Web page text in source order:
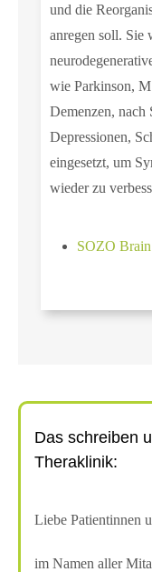
und die
anregen soll. Sie
wie Parkinson,
Demenzen, nach
Depressionen,
eingesetzt, um
wieder zu
SOZO
Das schreiben
Theraklinik:
Liebe Patientinnen
im Namen aller